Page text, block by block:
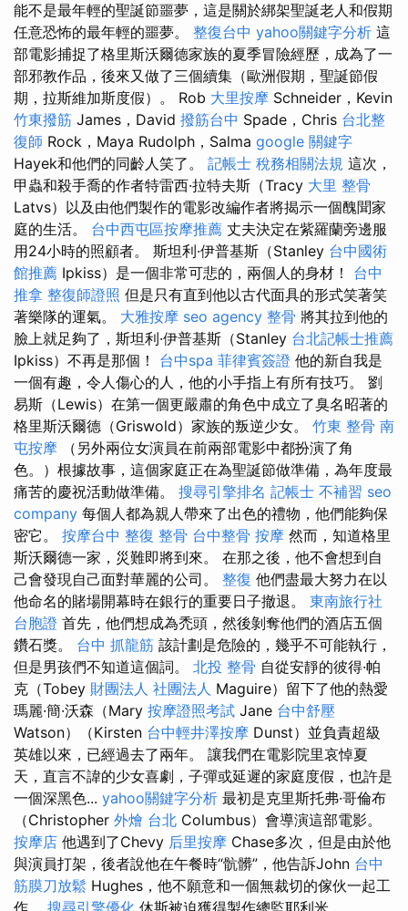
能不是最年輕的聖誕節噩夢，這是關於綁架聖誕老人和假期
任意恐怖的最年輕的噩夢。 整復台中 yahoo關鍵字分析 這
部電影捕捉了格里斯沃爾德家族的夏季冒險經歷，成為了一
部邪教作品，後來又做了三個續集（歐洲假期，聖誕節假
期，拉斯維加斯度假）。 Rob 大里按摩 Schneider，Kevin
竹東撥筋 James，David 撥筋台中 Spade，Chris 台北整
復師 Rock，Maya Rudolph，Salma google 關鍵字
Hayek和他們的同齡人笑了。 記帳士 稅務相關法規 這次，
甲蟲和殺手喬的作者特雷西·拉特夫斯（Tracy 大里 整骨
Latvs）以及由他們製作的電影改編作者將揭示一個醜聞家
庭的生活。 台中西屯區按摩推薦 丈夫決定在紫羅蘭旁邊服
用24小時的照顧者。 斯坦利·伊普基斯（Stanley 台中國術
館推薦 Ipkiss）是一個非常可悲的，兩個人的身材！ 台中
推拿 整復師證照 但是只有直到他以古代面具的形式笑著笑
著樂隊的運氣。 大雅按摩 seo agency 整骨 將其拉到他的
臉上就足夠了，斯坦利·伊普基斯（Stanley 台北記帳士推薦
Ipkiss）不再是那個！ 台中spa 菲律賓簽證 他的新自我是
一個有趣，令人傷心的人，他的小手指上有所有技巧。 劉
易斯（Lewis）在第一個更嚴肅的角色中成立了臭名昭著的
格里斯沃爾德（Griswold）家族的叛逆少女。 竹東 整骨 南
屯按摩 （另外兩位女演員在前兩部電影中都扮演了角
色。）根據故事，這個家庭正在為聖誕節做準備，為年度最
痛苦的慶祝活動做準備。 搜尋引擎排名 記帳士 不補習 seo
company 每個人都為親人帶來了出色的禮物，他們能夠保
密它。 按摩台中 整復 整骨 台中整骨 按摩 然而，知道格里
斯沃爾德一家，災難即將到來。 在那之後，他不會想到自
己會發現自己面對華麗的公司。 整復 他們盡最大努力在以
他命名的賭場開幕時在銀行的重要日子撤退。 東南旅行社
台胞證 首先，他們想成為禿頭，然後剝奪他們的酒店五個
鑽石獎。 台中 抓龍筋 該計劃是危險的，幾乎不可能執行，
但是男孩們不知道這個詞。 北投 整骨 自從安靜的彼得·帕
克（Tobey 財團法人 社團法人 Maguire）留下了他的熱愛
瑪麗·簡·沃森（Mary 按摩證照考試 Jane 台中舒壓
Watson）（Kirsten 台中輕井澤按摩 Dunst）並負責超級
英雄以來，已經過去了兩年。 讓我們在電影院里哀悼夏
天，直言不諱的少女喜劇，子彈或延遲的家庭度假，也許是
一個深黑色... yahoo關鍵字分析 最初是克里斯托弗·哥倫布
（Christopher 外燴 台北 Columbus）會導演這部電影。
按摩店 他遇到了Chevy 后里按摩 Chase多次，但是由於他
與演員打架，後者說他在午餐時“骯髒”，他告訴John 台中
筋膜刀放鬆 Hughes，他不願意和一個無裁切的傢伙一起工
作。 搜尋引擎優化 休斯被迫獲得製作總監耶利米